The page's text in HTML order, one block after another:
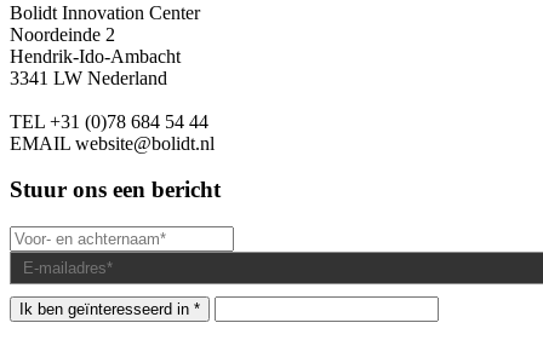
Bolidt Innovation Center
Noordeinde 2
Hendrik-Ido-Ambacht
3341 LW Nederland
TEL +31 (0)78 684 54 44
EMAIL website@bolidt.nl
Stuur ons een bericht
Ik ben geïnteresseerd in *